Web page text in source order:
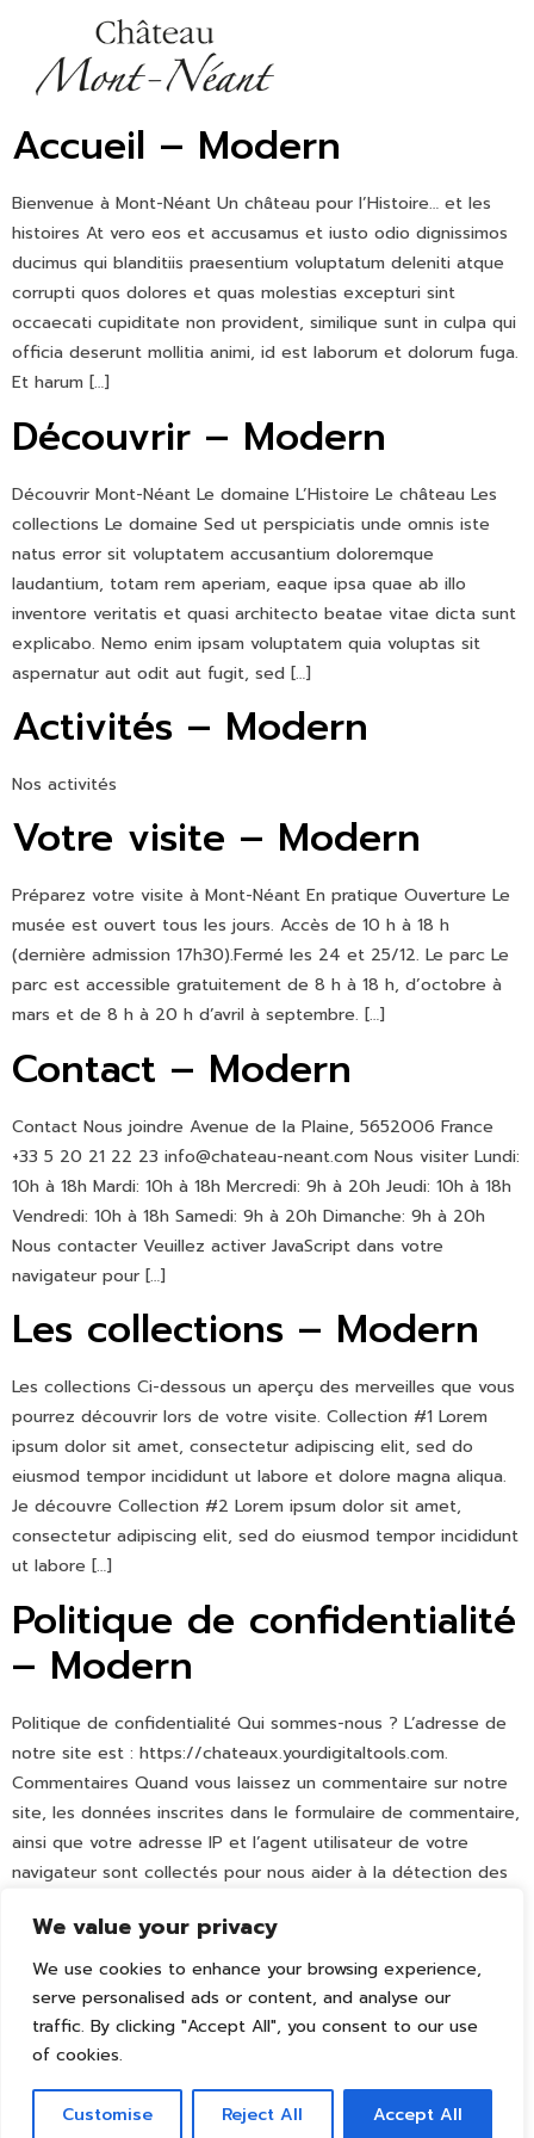
We value your privacy
We use cookies to enhance your browsing experience,
serve personalised ads or content, and analyse our
traffic. By clicking "Accept All", you consent to our use
of cookies.
Customise Reject All Accept All
Accueil – Modern
Bienvenue à Mont-Néant Un château pour l’Histoire… et les
histoires At vero eos et accusamus et iusto odio dignissimos
ducimus qui blanditiis praesentium voluptatum deleniti atque
corrupti quos dolores et quas molestias excepturi sint
occaecati cupiditate non provident, similique sunt in culpa qui
officia deserunt mollitia animi, id est laborum et dolorum fuga.
Et harum […]
Découvrir – Modern
Découvrir Mont-Néant Le domaine L’Histoire Le château Les
collections Le domaine Sed ut perspiciatis unde omnis iste
natus error sit voluptatem accusantium doloremque
laudantium, totam rem aperiam, eaque ipsa quae ab illo
inventore veritatis et quasi architecto beatae vitae dicta sunt
explicabo. Nemo enim ipsam voluptatem quia voluptas sit
aspernatur aut odit aut fugit, sed […]
Activités – Modern
Nos activités
Votre visite – Modern
Préparez votre visite à Mont-Néant En pratique Ouverture Le
musée est ouvert tous les jours. Accès de 10 h à 18 h
(dernière admission 17h30).Fermé les 24 et 25/12. Le parc Le
parc est accessible gratuitement de 8 h à 18 h, d’octobre à
mars et de 8 h à 20 h d’avril à septembre. […]
Contact – Modern
Contact Nous joindre Avenue de la Plaine, 5652006 France
+33 5 20 21 22 23 info@chateau-neant.com Nous visiter Lundi:
10h à 18h Mardi: 10h à 18h Mercredi: 9h à 20h Jeudi: 10h à 18h
Vendredi: 10h à 18h Samedi: 9h à 20h Dimanche: 9h à 20h
Nous contacter Veuillez activer JavaScript dans votre
navigateur pour […]
Les collections – Modern
Les collections Ci-dessous un aperçu des merveilles que vous
pourrez découvrir lors de votre visite. Collection #1 Lorem
ipsum dolor sit amet, consectetur adipiscing elit, sed do
eiusmod tempor incididunt ut labore et dolore magna aliqua.
Je découvre Collection #2 Lorem ipsum dolor sit amet,
consectetur adipiscing elit, sed do eiusmod tempor incididunt
ut labore […]
Politique de confidentialité
– Modern
Politique de confidentialité Qui sommes-nous ? L’adresse de
notre site est : https://chateaux.yourdigitaltools.com.
Commentaires Quand vous laissez un commentaire sur notre
site, les données inscrites dans le formulaire de commentaire,
ainsi que votre adresse IP et l’agent utilisateur de votre
navigateur sont collectés pour nous aider à la détection des
Tous droits réservés